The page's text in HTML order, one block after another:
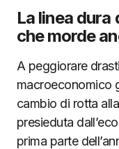
La linea dura
che morde
A peggiorare
macroeconomico
cambio di rotta
presieduta
prima parte